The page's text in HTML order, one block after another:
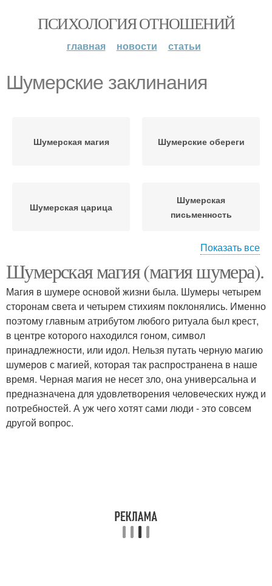
ПСИХОЛОГИЯ ОТНОШЕНИЙ
главная новости статьи
Шумерские заклинания
Шумерская магия Шумерские обереги
Шумерская царица
Шумерская
письменность
цивилизация
Шумерские тексты
Показать все
Шумерская магия (магия шумера).
Магия в шумере основой жизни была. Шумеры четырем
сторонам света и четырем стихиям поклонялись. Именно
поэтому главным атрибутом любого ритуала был крест,
в центре которого находился гоном, символ
принадлежности, или идол. Нельзя путать черную магию
шумеров с магией, которая так распространена в наше
время. Черная магия не несет зло, она универсальна и
предназначена для удовлетворения человеческих нужд и
потребностей. А уж чего хотят сами люди - это совсем
другой вопрос.